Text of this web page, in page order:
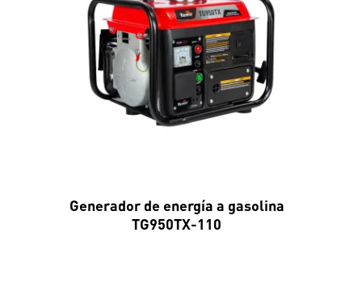
Generador de energía a gasolina
TG950TX-110